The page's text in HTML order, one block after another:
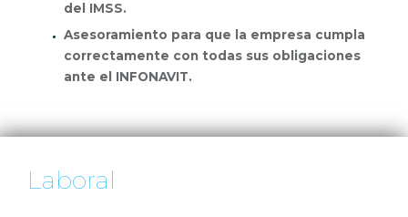
del IMSS.
Asesoramiento para que la empresa cumpla
correctamente con todas sus obligaciones
ante el INFONAVIT.
Laboral